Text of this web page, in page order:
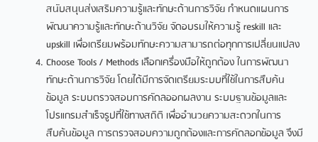
สนับสนุนส่งเสริมความรู้และทักษะด้านการวิจัย กำหนดแผนการ
พัฒนาความรู้และทักษะด้านวิจัย จัดอบรมให้ความรู้ reskill และ
upskill เพื่อเตรียมพร้อมทักษะความสามารถต่อทุกการเปลี่ยนแปลง
Choose Tools / Methods เลือกเครื่องมือให้ถูกต้อง ในการพัฒนา
ทักษะด้านการวิจัย โดยได้มีการจัดเตรียมระบบที่ใช้ในการสืบค้น
ข้อมูล ระบบตรวจสอบการคัดลออกผลงาน ระบบฐานข้อมูลและ
โปรแกรมสำเร็จรูปที่ใช้ทางสถิติ เพื่ออำนวยความสะดวกในการ
สืบค้นข้อมูล การตรวจสอบความถูกต้องและการคัดลอกข้อมูล จึงมี